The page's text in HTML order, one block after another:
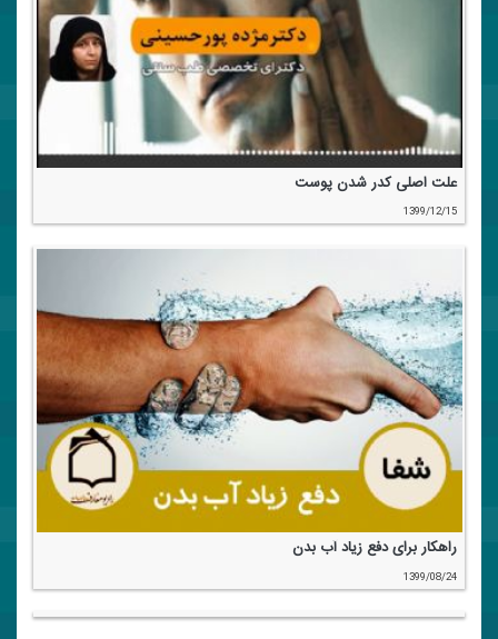
علت اصلی كدر شدن پوست
1399/12/15
راهكار برای دفع زیاد آب بدن
1399/08/24